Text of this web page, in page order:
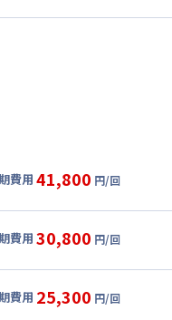
費用 41,800 円/回
/日)
円/日) (税抜)
)
費用 30,800 円/回
/日)
費用 25,300 円/回